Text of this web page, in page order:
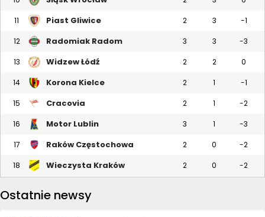
11 Piast Gliwice 2 3 -1
12 Radomiak Radom 3 3 -3
13 Widzew Łódź 2 2 0
14 Korona Kielce 2 1 -1
15 Cracovia 2 1 -2
16 Motor Lublin 3 1 -3
17 Raków Częstochowa 2 0 -2
18 Wieczysta Kraków 2 0 -2
Ostatnie newsy